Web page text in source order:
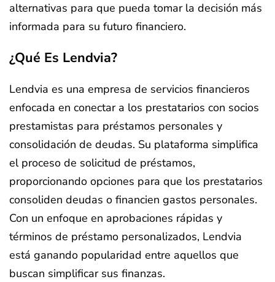
alternativas para que pueda tomar la decisión más
informada para su futuro financiero.
¿Qué Es Lendvia?
Lendvia es una empresa de servicios financieros
enfocada en conectar a los prestatarios con socios
prestamistas para préstamos personales y
consolidación de deudas. Su plataforma simplifica
el proceso de solicitud de préstamos,
proporcionando opciones para que los prestatarios
consoliden deudas o financien gastos personales.
Con un enfoque en aprobaciones rápidas y
términos de préstamo personalizados, Lendvia
está ganando popularidad entre aquellos que
buscan simplificar sus finanzas.